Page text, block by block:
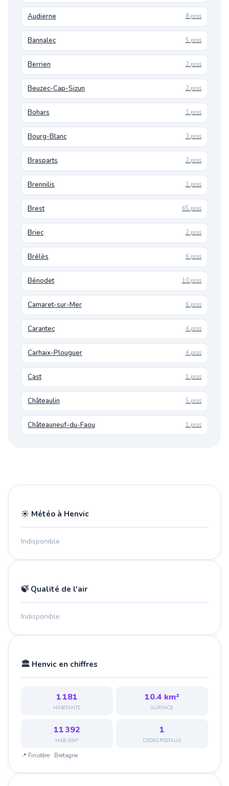
Audierne 8 pros
Bannalec 5 pros
Berrien 2 pros
Beuzec-Cap-Sizun 2 pros
Bohars 1 pros
Bourg-Blanc 3 pros
Brasparts 2 pros
Brennilis 1 pros
Brest 65 pros
Briec 2 pros
Brélès 6 pros
Bénodet 10 pros
Camaret-sur-Mer 6 pros
Carantec 4 pros
Carhaix-Plouguer 4 pros
Cast 1 pros
Châteaulin 5 pros
Châteauneuf-du-Faou 1 pros
☀️ Météo à Henvic
Indisponible
🍃 Qualité de l'air
Indisponible
🏛️ Henvic en chiffres
1 181
HABITANTS
10.4 km²
SURFACE
11 392
HAB./KM²
1
CODES POSTAUX
📍 Finistère · Bretagne